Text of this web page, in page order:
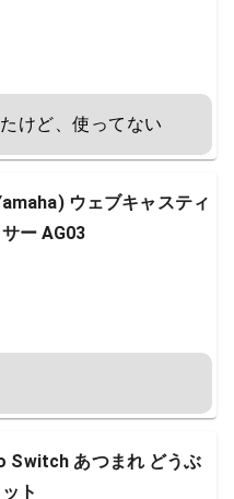
けど、使ってない
ウェブキャスティ
ングミキサー AG03
Switch あつまれ どうぶ
ト